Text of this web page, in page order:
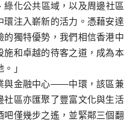
化公共區域，以及周邊社區
注入嶄新的活力。憑藉安達
獨特優勢，我們相信香港中
和卓越的待客之道，成為本
」
與金融中心——中環，該區兼
區亦匯聚了豐富文化與生活
僅幾步之遙，並緊鄰三個翻